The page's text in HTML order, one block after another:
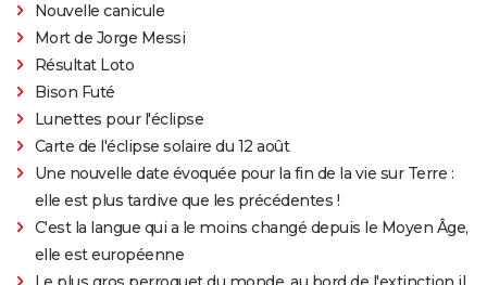
Nouvelle canicule
Mort de Jorge Messi
Résultat Loto
Bison Futé
Lunettes pour l'éclipse
Carte de l'éclipse solaire du 12 août
Une nouvelle date évoquée pour la fin de la vie sur Terre :
elle est plus tardive que les précédentes !
C'est la langue qui a le moins changé depuis le Moyen Âge,
elle est européenne